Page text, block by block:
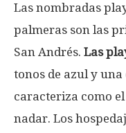
Las nombradas
palmeras son las
San Andrés. Las
tonos de azul y
caracteriza como
nadar. Los